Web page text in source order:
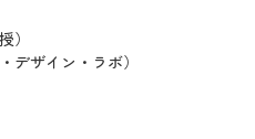
）
ザイン・ラボ）